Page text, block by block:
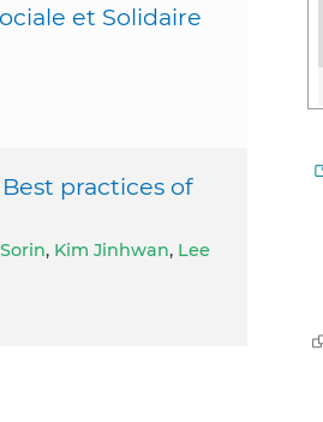
et Solidaire
Best practices of
, Kim Jinhwan, Lee